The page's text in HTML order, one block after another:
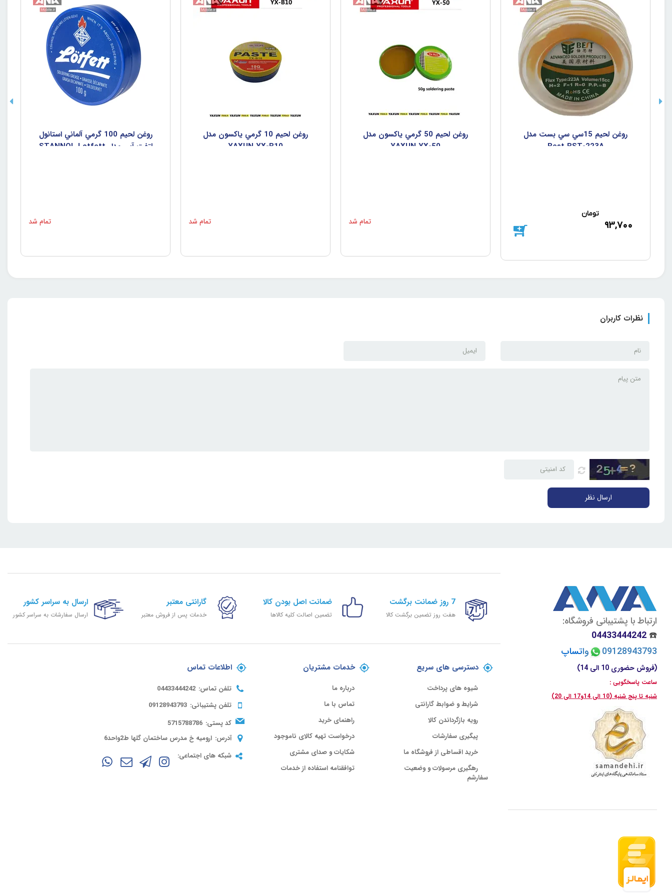
روغن لحيم 15سي سي بست مدل
Best BST-223A
93,700
تومان
روغن لحيم 50 گرمي ياکسون مدل
YAXUN YX-50
تمام شد
روغن لحيم 10 گرمي ياکسون مدل
YAXUN YX-B10
تمام شد
روغن لحيم 100 گرمي آلماني استانول
لتفت آبي مدل STANNOL Lotfett
تمام شد
نظرات کاربران
ارسال نظر
ارتباط با پشتیبانی فروشگاه:
☎️
04433444242
09128943793
واتساپ
(فروش حضوری 10 الی 14)
ساعت پاسخگویی :
شنبه تا پنج شنبه (10 الی 14و17 الی 20)
7 روز ضمانت برگشت
هفت روز تضمین برگشت کالا
ضمانت اصل بودن کالا
تضمین اصالت کلیه کالاها
گارانتی معتبر
خدمات پس از فروش معتبر
ارسال به سراسر کشور
ارسال سفارشات به سراسر کشور
دسترسی های سریع
شیوه های پرداخت
شرایط و ضوابط گارانتی
رویه بازگرداندن کالا
پیگیری سفارشات
خرید اقساطی از فروشگاه ما
رهگیری مرسولات و وضعیت
سفارشم
خدمات مشتریان
درباره ما
تماس با ما
راهنمای خرید
درخواست تهیه کالای ناموجود
شکایات و صدای مشتری
توافقنامه استفاده از خدمات
اطلاعات تماس
تلفن تماس: 04433444242
تلفن پشتیبانی: 09128943793
کد پستی: 5715788786
آدرس: ارومیه خ مدرس ساختمان گلها ط2واحد6
شبکه های اجتماعی: